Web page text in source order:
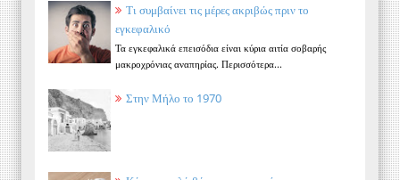
Τι συμβαίνει τις μέρες ακριβώς πριν το
εγκεφαλικό
Τα εγκεφαλικά επεισόδια είναι κύρια αιτία σοβαρής
μακροχρόνιας αναπηρίας. Περισσότερα...
Στην Μήλο το 1970